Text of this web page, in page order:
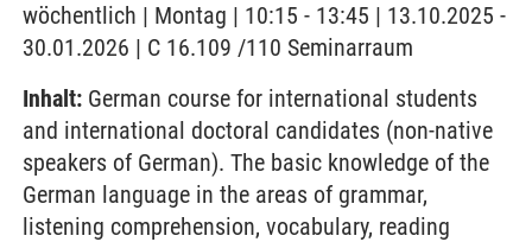
wöchentlich | Montag | 10:15 - 13:45 | 13.10.2025 -
30.01.2026 | C 16.109 /110 Seminarraum
Inhalt: German course for international students
and international doctoral candidates (non-native
speakers of German). The basic knowledge of the
German language in the areas of grammar,
listening comprehension, vocabulary, reading